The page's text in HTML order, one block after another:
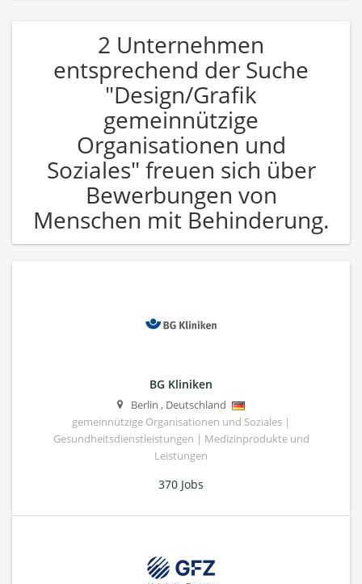
2 Unternehmen
entsprechend der Suche
"Design/Grafik
gemeinnützige
Organisationen und
Soziales" freuen sich über
Bewerbungen von
Menschen mit Behinderung.
BG Kliniken
Berlin , Deutschland
gemeinnützige Organisationen und Soziales |
Gesundheitsdienstleistungen | Medizinprodukte und
Leistungen
370 Jobs